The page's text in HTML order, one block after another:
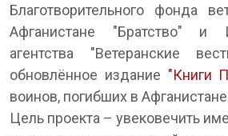
Благотворительного фонда
Афганистане "Братство" и
агентства "Ветеранские
обновлённое издание "Книги
воинов, погибших в
Цель проекта – увековечить